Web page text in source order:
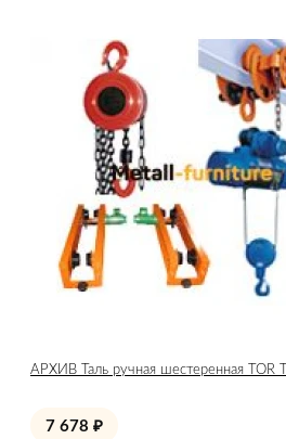
АРХИВ Таль ручная шестеренная
7 678 ₽